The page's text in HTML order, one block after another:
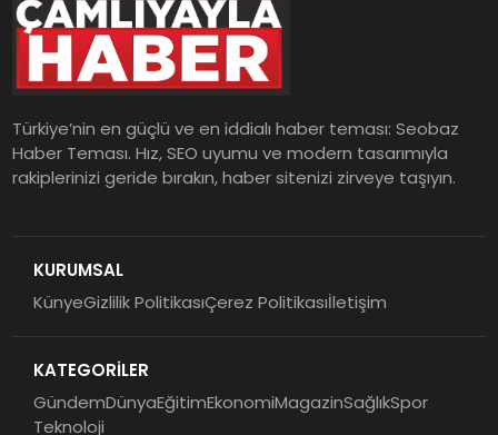
Türkiye’nin en güçlü ve en iddialı haber teması: Seobaz
Haber Teması. Hız, SEO uyumu ve modern tasarımıyla
rakiplerinizi geride bırakın, haber sitenizi zirveye taşıyın.
KURUMSAL
KünyeGizlilik PolitikasıÇerez Politikasıİletişim
KATEGORİLER
GündemDünyaEğitimEkonomiMagazinSağlıkSpor
Teknoloji